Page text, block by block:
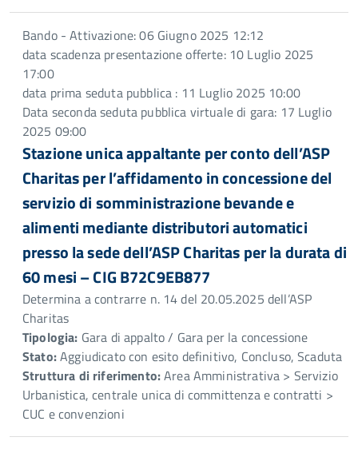
Bando - Attivazione: 06 Giugno 2025 12:12
data scadenza presentazione offerte: 10 Luglio 2025
17:00
data prima seduta pubblica : 11 Luglio 2025 10:00
Data seconda seduta pubblica virtuale di gara: 17 Luglio
2025 09:00
Stazione unica appaltante per conto dell’ASP
Charitas per l’affidamento in concessione del
servizio di somministrazione bevande e
alimenti mediante distributori automatici
presso la sede dell’ASP Charitas per la durata di
60 mesi – CIG B72C9EB877
Determina a contrarre n. 14 del 20.05.2025 dell’ASP
Charitas
Tipologia: Gara di appalto / Gara per la concessione
Stato:Aggiudicato con esito definitivo, Concluso, Scaduta
Struttura di riferimento:Area Amministrativa > Servizio
Urbanistica, centrale unica di committenza e contratti >
CUC e convenzioni